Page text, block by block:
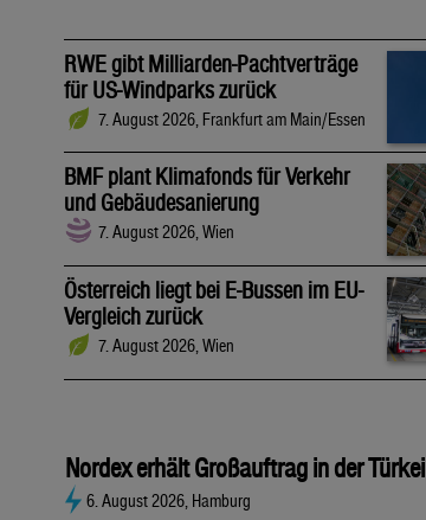
RWE gibt Milliarden-Pachtverträge
für US-Windparks zurück
7. August 2026, Frankfurt am Main/Essen
BMF plant Klimafonds für Verkehr
und Gebäudesanierung
7. August 2026, Wien
Österreich liegt bei E-Bussen im EU-
Vergleich zurück
7. August 2026, Wien
Nordex erhält Großauftrag in der Türkei
6. August 2026, Hamburg